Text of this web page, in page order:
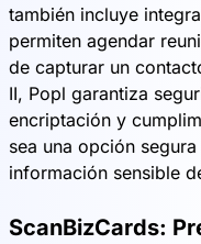
también incluye
permiten agendar
de capturar un
II, Popl garantiza
encriptación y
sea una opción
información sensible
ScanBizCards: